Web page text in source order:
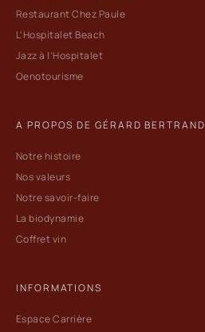
Restaurant Chez Paule
L'Hospitalet Beach
Jazz à l’Hospitalet
Oenotourisme
A PROPOS DE GÉRARD BERTRAND
Notre histoire
Nos valeurs
Notre savoir-faire
La biodynamie
Coffret vin
INFORMATIONS
Espace Carrière